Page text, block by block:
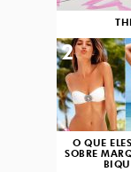
O QUE
SOBRE
2